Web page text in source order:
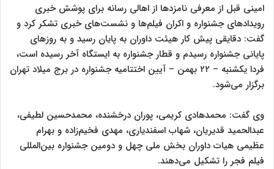
امینی قبل از معرفی نامزد‌ها از اهالی رسانه برای پوشش خبری
رویداد‌های جشنواره و اکران فیلم‌ها و نشست‌های خبری تشکر کرد و
گفت: دقایقی پیش کار هیئت داوران به پایان رسید و به روز‌های
پایانی جشنواره رسیدم و قطار جشنواره به ایستگاه آخر رسیده است،
فردا یکشنبه – ۲۲ بهمن – آیین اختتامیه جشنواره در برج میلاد تهران
برگزار می‌شود.
وی گفت: محمدهادی کریمی، پوران درخشنده، محمدحسین لطیفی،
عبدالحمید قدیریان، شهاب اسفندیاری، مهدی فخیم‌زاده و بهرام
عظیمی هیات داوران بخش ملی چهل و دومین جشنواره بین‌المللی
فیلم فجر را تشکیل می‌دهند.